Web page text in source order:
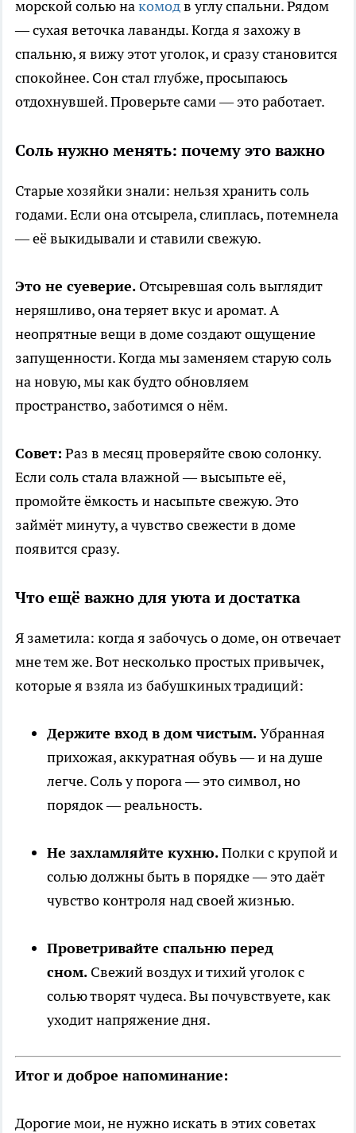
морской солью накомодв углу спальни. Рядом
— сухая веточка лаванды. Когда я захожу в
спальню, я вижу этот уголок, и сразу становится
спокойнее. Сон стал глубже, просыпаюсь
отдохнувшей. Проверьте сами — это работает.
Соль нужно менять: почему это важно
Старые хозяйки знали: нельзя хранить соль
годами. Если она отсырела, слиплась, потемнела
— её выкидывали и ставили свежую.
Это не суеверие. Отсыревшая соль выглядит
неряшливо, она теряет вкус и аромат. А
неопрятные вещи в доме создают ощущение
запущенности. Когда мы заменяем старую соль
на новую, мы как будто обновляем
пространство, заботимся о нём.
Совет: Раз в месяц проверяйте свою солонку.
Если соль стала влажной — высыпьте её,
промойте ёмкость и насыпьте свежую. Это
займёт минуту, а чувство свежести в доме
появится сразу.
Что ещё важно для уюта и достатка
Я заметила: когда я забочусь о доме, он отвечает
мне тем же. Вот несколько простых привычек,
которые я взяла из бабушкиных традиций:
Держите вход в дом чистым.Убранная
прихожая, аккуратная обувь — и на душе
легче. Соль у порога — это символ, но
порядок — реальность.
Не захламляйте кухню.Полки с крупой и
солью должны быть в порядке — это даёт
чувство контроля над своей жизнью.
Проветривайте спальню перед
сном. Свежий воздух и тихий уголок с
солью творят чудеса. Вы почувствуете, как
уходит напряжение дня.
Итог и доброе напоминание:
Дорогие мои, не нужно искать в этих советах